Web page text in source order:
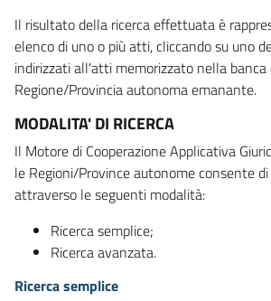
Il risultato della ricerca effettuata è
elenco di uno o più atti, cliccando su uno
indirizzati all'atti memorizzato nella
Regione/Provincia autonoma emanante.
MODALITA' DI RICERCA
Il Motore di Cooperazione Applicativa
le Regioni/Province autonome consente
attraverso le seguenti modalità:
Ricerca semplice;
Ricerca avanzata.
Ricerca semplice